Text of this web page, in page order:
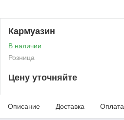
Кармуазин
В наличии
Розница
Цену уточняйте
Описание Доставка Оплата